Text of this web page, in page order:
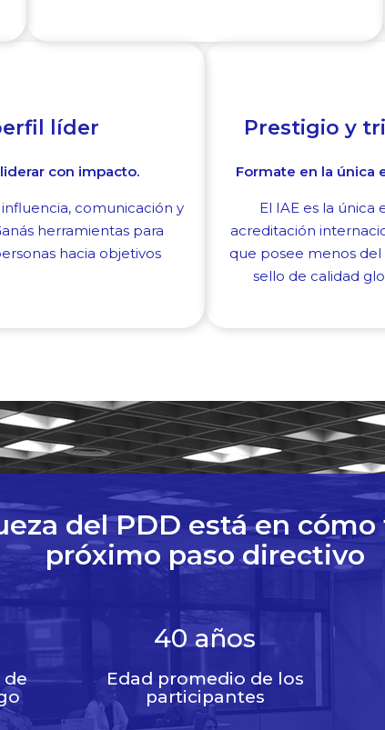
líder
con impacto.
comunicación y
herramientas para
hacia objetivos
Prestigio y
Formate en la única
El IAE es la
acreditación
que posee menos del
sello de calidad
del PDD está en
próximo paso directivo
de
40años
Edad promedio de los
participantes